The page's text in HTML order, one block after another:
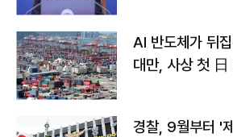
AI 반도체가 뒤
대만, 사상 첫 日
경찰, 9월부터 '